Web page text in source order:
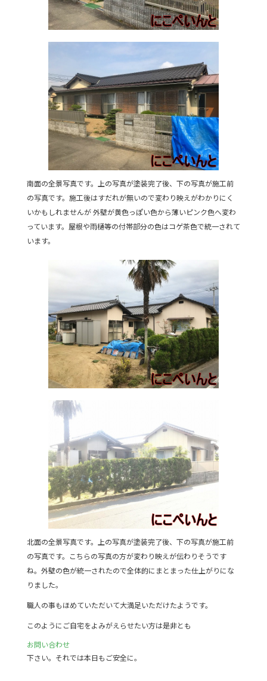
南面の全景写真です。上の写真が塗装完了後、下の写真が施工前
の写真です。施工後はすだれが無いので変わり映えがわかりにく
いかもしれませんが 外壁が黄色っぽい色から薄いピンク色へ変わ
っています。屋根や雨樋等の付帯部分の色はコゲ茶色で統一されて
います。
北面の全景写真です。上の写真が塗装完了後、下の写真が施工前
の写真です。こちらの写真の方が変わり映えが伝わりそうです
ね。外壁の色が統一されたので全体的にまとまった仕上がりにな
りました。
職人の事もほめていただいて大満足いただけたようです。
このようにご自宅をよみがえらせたい方は是非とも
お問い合わせ
下さい。それでは本日もご安全に。